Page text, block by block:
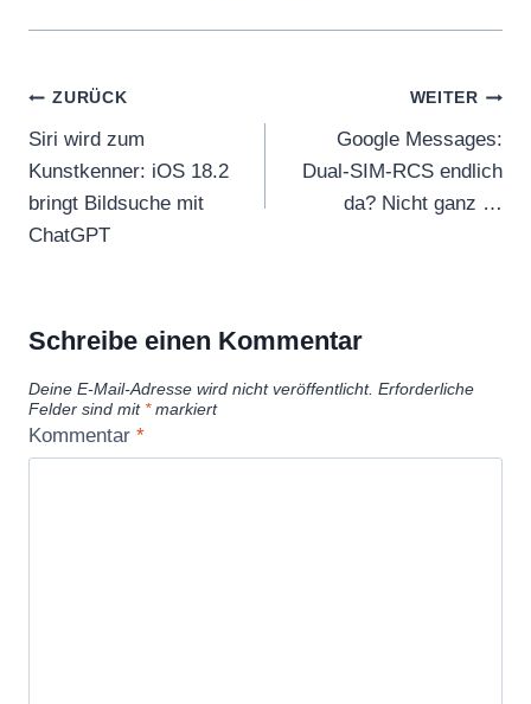
Beitragsnavigation
ZURÜCK
Siri wird zum
Kunstkenner: iOS 18.2
bringt Bildsuche mit
ChatGPT
WEITER
Google Messages:
Dual-SIM-RCS endlich
da? Nicht ganz …
Schreibe einen Kommentar
Deine E-Mail-Adresse wird nicht veröffentlicht. Erforderliche
Felder sind mit *markiert
Kommentar *